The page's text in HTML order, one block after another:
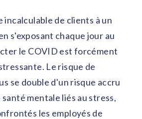
incalculable de clients à un
s'exposant chaque jour au
le COVID est forcément
Le risque de
se double d'un risque accru
mentale liés au stress,
les employés de